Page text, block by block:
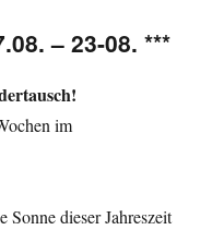
– 23-08. ***
im
Sonne dieser Jahreszeit